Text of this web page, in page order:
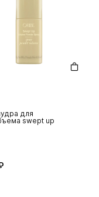
для
swept up